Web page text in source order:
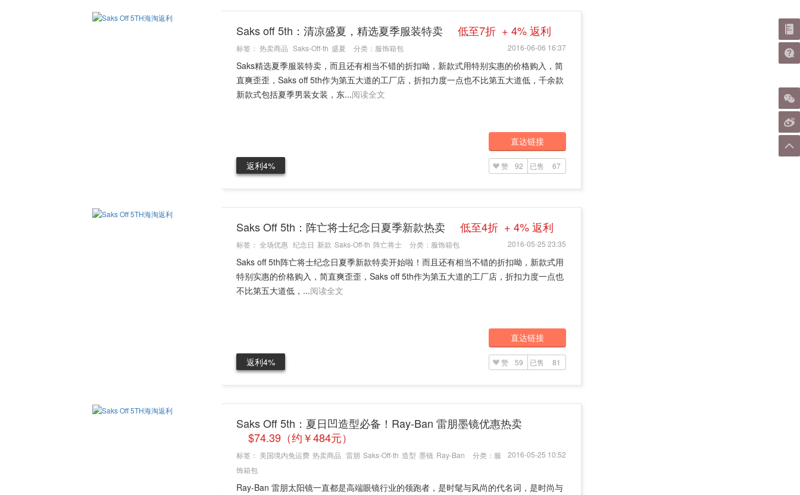
Saks off 5th：清凉盛夏，精选夏季服装特卖 低至7折 + 4% 返利
2016-06-06 16:37
标签： 热卖商品 Saks-Off-th 盛夏 分类： 服饰箱包
Saks精选夏季服装特卖，而且还有相当不错的折扣呦，新款式用特别实惠的价格购入，简
直爽歪歪，Saks off 5th作为第五大道的工厂店，折扣力度一点也不比第五大道低，千余款
新款式包括夏季男装女装，东...阅读全文
返利4%
直达链接
赞 92 已售 67
Saks Off 5th：阵亡将士纪念日夏季新款热卖 低至4折 + 4% 返利
2016-05-25 23:35
标签： 全场优惠 纪念日 新款 Saks-Off-th 阵亡将士 分类： 服饰箱包
Saks off 5th阵亡将士纪念日夏季新款特卖开始啦！而且还有相当不错的折扣呦，新款式用
特别实惠的价格购入，简直爽歪歪，Saks off 5th作为第五大道的工厂店，折扣力度一点也
不比第五大道低，...阅读全文
返利4%
直达链接
赞 59 已售 81
Saks Off 5th：夏日凹造型必备！Ray-Ban 雷朋墨镜优惠热卖
$74.39（约￥484元）
2016-05-25 10:52
标签： 美国境内免运费 热卖商品 雷朋 Saks-Off-th 造型 墨镜 Ray-Ban 分类： 服
饰箱包
Ray-Ban 雷朋太阳镜一直都是高端眼镜行业的领跑者，是时髦与风尚的代名词，是时尚与